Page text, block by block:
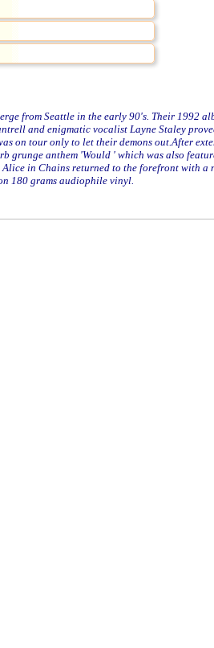
from Seattle in the early 90's. Their 1992
and enigmatic vocalist Layne Staley
on tour only to let their demons out.After
grunge anthem 'Would ' which was also
in Chains returned to the forefront with a
180 grams audiophile vinyl.